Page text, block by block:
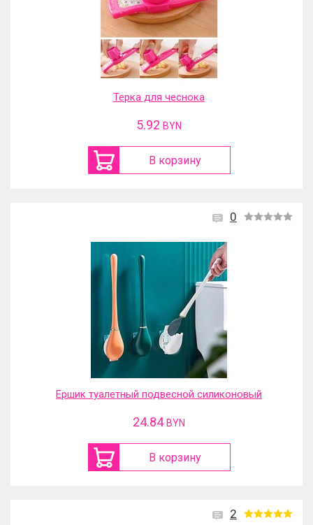
Терка для чеснока
5.92 BYN
В корзину
0
Ершик туалетный подвесной силиконовый
24.84 BYN
В корзину
2